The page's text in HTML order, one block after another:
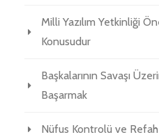
Milli Yazılım Yetkinliği
Konusudur
Başkalarının Savaşı
Başarmak
Nüfus Kontrolü ve Refah